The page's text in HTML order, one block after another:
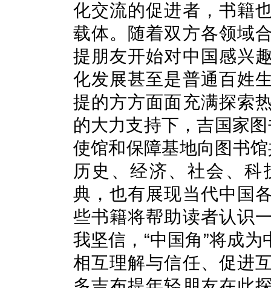
化交流的促进者，书籍
载体。随着双方各领域
提朋友开始对中国感兴
化发展甚至是普通百姓
提的方方面面充满探索
的大力支持下，吉国家
使馆和保障基地向图书
历史、经济、社会、
典，也有展现当代中国
些书籍将帮助读者认识
我坚信，“中国角”将成
相互理解与信任、促进